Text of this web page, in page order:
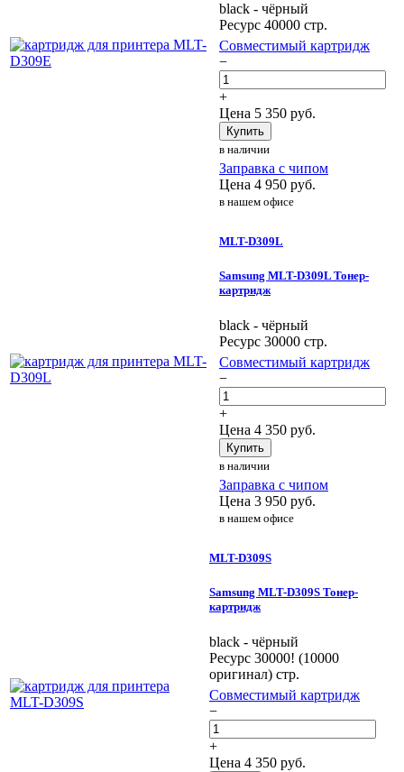
black - чёрный
Ресурс 40000 стр.
Совместимый картридж
−
+
Цена 5 350 руб.
Купить
в наличии
Заправка с чипом
Цена 4 950 руб.
в нашем офисе
MLT-D309L
Samsung MLT-D309L Тонер-
картридж
black - чёрный
Ресурс 30000 стр.
Совместимый картридж
−
+
Цена 4 350 руб.
Купить
в наличии
Заправка с чипом
Цена 3 950 руб.
в нашем офисе
MLT-D309S
Samsung MLT-D309S Тонер-
картридж
black - чёрный
Ресурс 30000! (10000
оригинал) стр.
Совместимый картридж
−
+
Цена 4 350 руб.